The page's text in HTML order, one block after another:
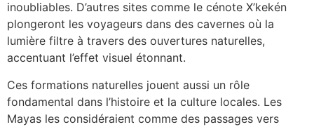
inoubliables. D’autres sites comme le cénote X’kekén
plongeront les voyageurs dans des cavernes où la
lumière filtre à travers des ouvertures naturelles,
accentuant l’effet visuel étonnant.
Ces formations naturelles jouent aussi un rôle
fondamental dans l’histoire et la culture locales. Les
Mayas les considéraient comme des passages vers